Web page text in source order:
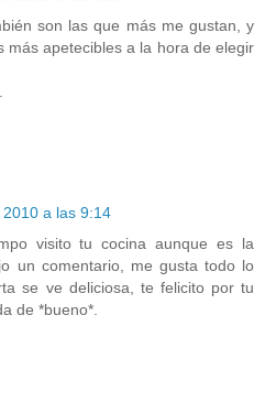
son las que más me gustan, y
más apetecibles a la hora de elegir
a las 9:14
visito tu cocina aunque es la
un comentario, me gusta todo lo
se ve deliciosa, te felicito por tu
de *bueno*.